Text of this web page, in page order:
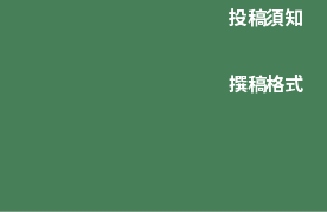
投稿須知
撰稿格式